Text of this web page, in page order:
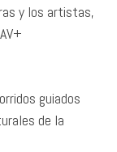
y los artistas,
guiados
de la